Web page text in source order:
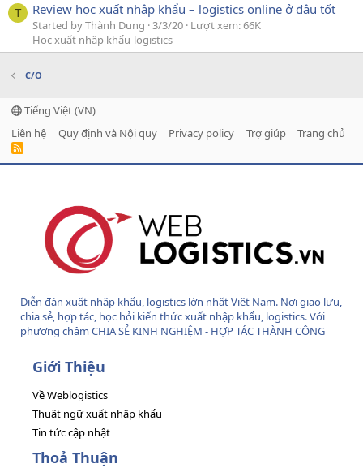
T Review học xuất nhập khẩu – logistics online ở đâu tốt
Started by Thành Dung 3/3/20 Lượt xem: 66K
Học xuất nhập khẩu-logistics
C/O
Tiếng Việt (VN)
Liên hệ
Quy định và Nội quy Privacy policy Trợ giúp Trang chủ
R
Diễn đàn xuất nhập khẩu, logistics lớn nhất Việt Nam. Nơi giao lưu,
chia sẻ, hợp tác, học hỏi kiến thức xuất nhập khẩu, logistics. Với
phương châm CHIA SẺ KINH NGHIỆM - HỢP TÁC THÀNH CÔNG
Giới Thiệu
Về Weblogistics
Thuật ngữ xuất nhập khẩu
Tin tức cập nhật
Thoả Thuận